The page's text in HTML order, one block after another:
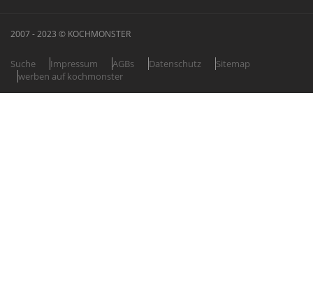
2007 - 2023 © KOCHMONSTER
Suche Impressum AGBs Datenschutz
Sitemap
werben auf kochmonster